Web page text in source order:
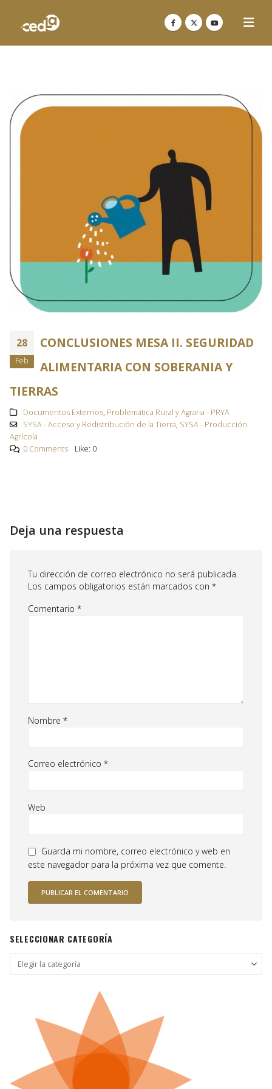
28
Feb
CONCLUSIONES MESA II. SEGURIDAD
ALIMENTARIA CON SOBERANIA Y
TIERRAS
Documentos Externos, Problemática Rural y Agraria - PRYA
SYSA - Acceso y Redistribución de la Tierra, SYSA - Producción
Agrícola
0 Comments
Like: 0
Deja una respuesta
Tu dirección de correo electrónico no será publicada.
Los campos obligatorios están marcados con *
Comentario *
Nombre *
Correo electrónico *
Web
Guarda mi nombre, correo electrónico y web en
este navegador para la próxima vez que comente.
SELECCIONAR CATEGORÍA
Seleccionar
categoría